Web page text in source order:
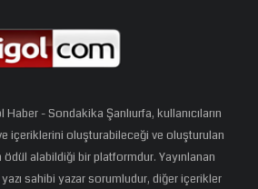
Haber - Sondakika Şanlıurfa, kullanıcıların
içeriklerini oluşturabileceği ve oluşturulan
alabildiği bir platformdur. Yayınlanan
yazı sahibi yazar sorumludur, diğer içerikler